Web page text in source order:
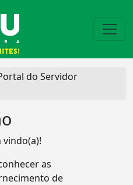
do Servidor
vindo(a)!
as
de